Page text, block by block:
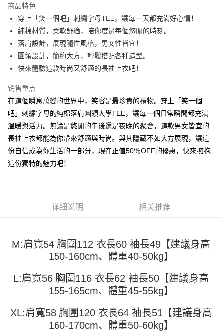
Apple Pay
街口支付
悠遊付
Google Pay
Plus PAY
【大哥付你分期使用说明】
1. 本服务由台湾大哥大提供，电信用户可立即使用无须另外申请。（限个人
月租型门号，不开放公司户及预付卡使用）
2. 付款方式选择 “大哥付你分期”，订单成立后会自动跳转到大哥付的交易流
程，验证手机门号后，选择欲分期的期数、缴款截止日，确认付款后即完成
消。如遇 “转专审核”未通过状况，表示未达系统评分，恕无法说明评估内
短信。
2. 通过短信链接打开账单后，可选择 “超商条码／台湾大直营门市／银行转
账／街口支付／iPASS MONEY”等通路缴费。
【注意事项】
1. 本服务系由 “台湾大哥大股份有限公司”所提供，让用户于交易时，得通过
本服务购买商品或服务，并由商店将买卖／分期付款买卖价金债权让与本公
2. 基于同意付款使用 “大哥付你分期”之契约关系目的，商店将以您的个人资
料（包含姓名、电话或地址）提供予台湾大哥大进项收集、处理及利用，由
台湾大哥大与本人进行分期账单所需资料之确认、核对及更正。
AFTEE先享后付
相关说明
一、關於 AFTEE先享後付
4. 下訂完成後，您的手機會收到一封繳費通知簡訊，APP會員則會收到
請留意繳費期限為 14 天。唯有下載 AFTEE App 成為 AFTEE 會員者方能享
有最長 45 天內付款之服務。
繳費期限，為商家向您請款的時間，再加上使用AFTEE可延長的天數所計算
出。使用AFTEE下訂可以延長您收到商品前的繳費天數，但無法保證一定能
夠在期限內收到商品(例如:預購商品或預計到貨時間較長者)。因此無論收到
1. 初次使用 AFTEE 時，將依認證結果及本公司審查結果，核予每個人不同
付款 後全家取貨
7-11取貨付款
每笔NT$45，满NT$499(含以上)免运费
付款 後7-11取貨
每笔NT$45，满NT$499(含以上)免运费
商品特色
穿上「笑一個吧」刺繡字母TEE，讓每一天都充滿好心情！
純棉材質，柔軟舒適，陪你度過每個悠閒的時刻。
落肩設計，展現隨性風格，男女性皆宜！
圓領設計，簡約大方，輕鬆搭配各種造型。
快來體驗這款時尚又舒適的長袖上衣吧！
销售重点
在這個瞬息萬變的世界中，笑容是最珍貴的禮物。穿上「笑一個
吧」刺繡字母的純棉落肩圓領大學TEE，讓每一個日常瞬間都充滿
溫暖與活力。無論是悠閒的午後還是夜晚的聚會，這款男女皆宜的
長袖上衣都能為你帶來舒適與時尚。與其隱藏不如大方展現，讓這
份自信成為你生活的一部分，現在正值50％OFF的優惠，快來擁抱
這份獨特的魅力吧！
详细说明 相关推荐
M:肩寬54 胸圍112 衣長60 袖長49【建議身高
150-160cm、體重40-50kg】
L:肩寬56 胸圍116 衣長62 袖長50【建議身高
155-165cm、體重45-55kg】
XL:肩寬58 胸圍120 衣長64 袖長51【建議身高
160-170cm、體重50-60kg】